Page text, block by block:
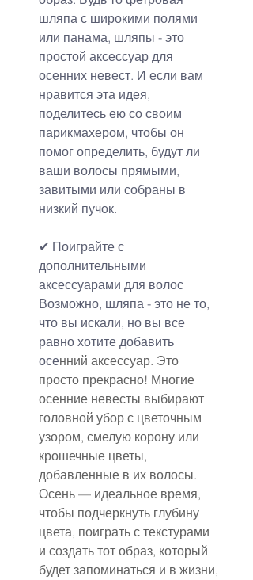
шляпа с широкими полями
или панама, шляпы - это
простой аксессуар для
осенних невест. И если вам
нравится эта идея,
поделитесь ею со своим
парикмахером, чтобы он
помог определить, будут ли
ваши волосы прямыми,
завитыми или собраны в
низкий пучок.
✔ Поиграйте с
дополнительными
аксессуарами для волос
Возможно, шляпа - это не то,
что вы искали, но вы все
равно хотите добавить
осенний аксессуар. Это
просто прекрасно! Многие
осенние невесты выбирают
головной убор с цветочным
узором, смелую корону или
крошечные цветы,
добавленные в их волосы.
Осень — идеальное время,
чтобы подчеркнуть глубину
цвета, поиграть с текстурами
и создать тот образ, который
будет запоминаться и в жизни,